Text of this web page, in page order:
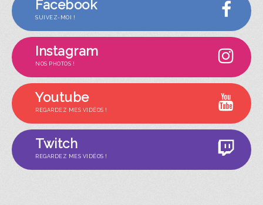
Facebook
SUIVEZ-MOI !
Instagram
NOS PHOTOS !
Youtube
REGARDEZ MES VIDÉOS !
Twitch
REGARDEZ MES VIDÉOS !